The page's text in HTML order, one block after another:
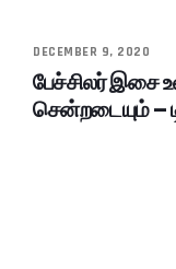
DECEMBER 9, 2020
பேச்சிலர் இசை
சென்றடையும் –